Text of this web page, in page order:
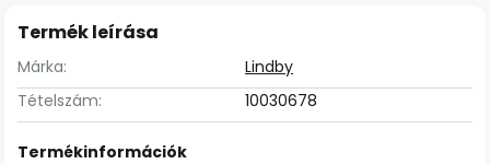
Termék leírása
Márka:
Lindby
Tételszám:
10030678
Termékinformációk